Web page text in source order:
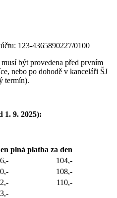
123-4365890227/0100
být provedena před prvním
nebo po dohodě v kanceláři ŠJ
termín).
1. 9. 2025):
plná platba za den
104,-
108,-
110,-